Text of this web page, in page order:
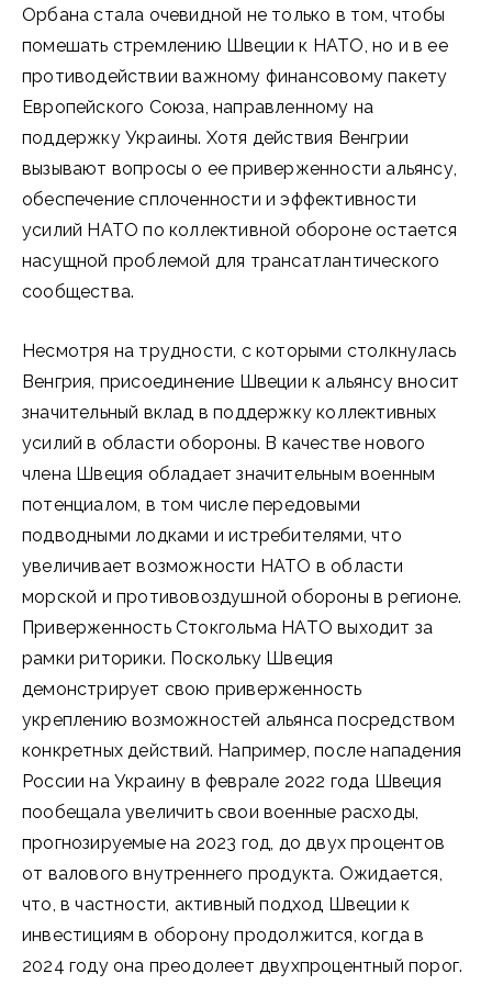
Орбана стала очевидной не только в том, чтобы
помешать стремлению Швеции к НАТО, но и в ее
противодействии важному финансовому пакету
Европейского Союза, направленному на
поддержку Украины. Хотя действия Венгрии
вызывают вопросы о ее приверженности альянсу,
обеспечение сплоченности и эффективности
усилий НАТО по коллективной обороне остается
насущной проблемой для трансатлантического
сообщества.
Несмотря на трудности, с которыми столкнулась
Венгрия, присоединение Швеции к альянсу вносит
значительный вклад в поддержку коллективных
усилий в области обороны. В качестве нового
члена Швеция обладает значительным военным
потенциалом, в том числе передовыми
подводными лодками и истребителями, что
увеличивает возможности НАТО в области
морской и противовоздушной обороны в регионе.
Приверженность Стокгольма НАТО выходит за
рамки риторики. Поскольку Швеция
демонстрирует свою приверженность
укреплению возможностей альянса посредством
конкретных действий. Например, после нападения
России на Украину в феврале 2022 года Швеция
пообещала увеличить свои военные расходы,
прогнозируемые на 2023 год, до двух процентов
от валового внутреннего продукта. Ожидается,
что, в частности, активный подход Швеции к
инвестициям в оборону продолжится, когда в
2024 году она преодолеет двухпроцентный порог.